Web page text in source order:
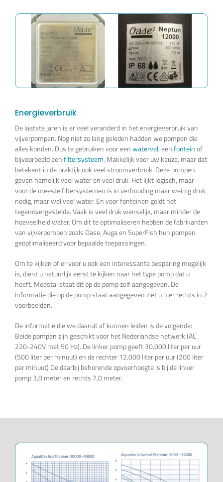
Energieverbruik
De laatste jaren is er veel veranderd in het energieverbruik van
vijverpompen. Nog niet zo lang geleden hadden we pompen die
alles konden. Dus te gebruiken voor eenwaterval, eenfonteinof
bijvoorbeeld eenfiltersysteem. Makkelijk voor uw keuze, maar dat
betekent in de praktijk ook veel stroomverbruik. Deze pompen
geven namelijk veel water en veel druk. Het lijkt logisch, maar
voor de meeste filtersystemen is in verhouding maar weinig druk
nodig, maar wel veel water. En voor fonteinen geldt het
tegenovergestelde. Vaak is veel druk wenselijk, maar minder de
hoeveelheid water. Om dit te optimaliseren hebben de fabrikanten
van vijverpompen zoals Oase, Auga en SuperFish hun pompen
geoptimaliseerd voor bepaalde toepassingen.
Om te kijken of er voor u ook een interessante besparing mogelijk
is, dient u natuurlijk eerst te kijken naar het type pomp dat u
heeft. Meestal staat dit op de pomp zelf aangegeven. De
informatie die op de pomp staat aangegeven ziet u hier rechts in 2
voorbeelden.
De informatie die we daaruit af kunnen leiden is de volgende:
Beide pompen zijn geschikt voor het Nederlandse netwerk (AC
220-240V met 50 Hz). De linker pomp geeft 30.000 liter per uur
(500 liter per minuut) en de rechter 12.000 liter per uur (200 liter
per minuut) De daarbij behorende opvoerhoogte is bij de linker
pomp 3,0 meter en rechts 7,0 meter.